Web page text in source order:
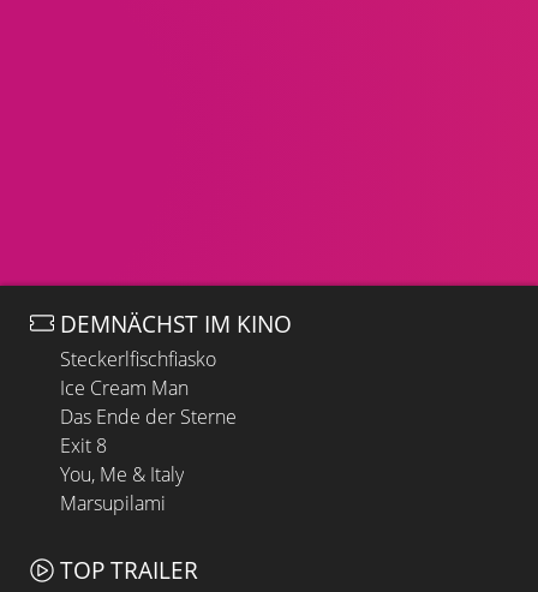
DEMNÄCHST IM KINO
Steckerlfischfiasko
Ice Cream Man
Das Ende der Sterne
Exit 8
You, Me & Italy
Marsupilami
TOP TRAILER